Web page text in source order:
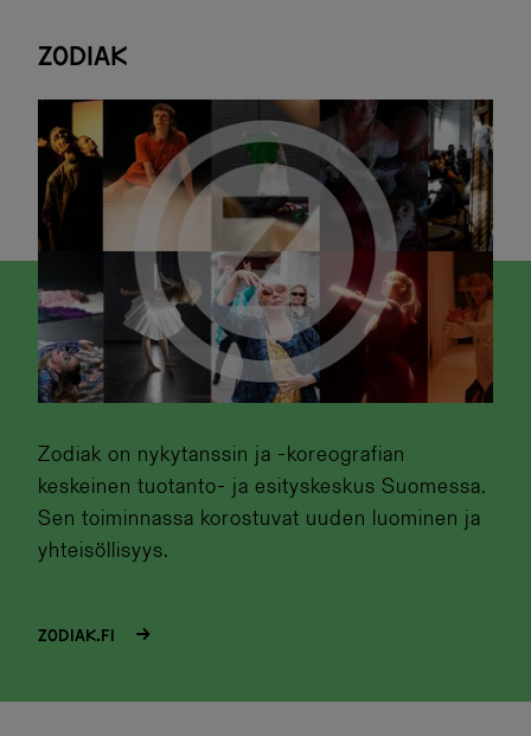
Zodiak
Zodiak on nykytanssin ja -koreografian
keskeinen tuotanto- ja esityskeskus Suomessa.
Sen toiminnassa korostuvat uuden luominen ja
yhteisöllisyys.
zodiak.fi